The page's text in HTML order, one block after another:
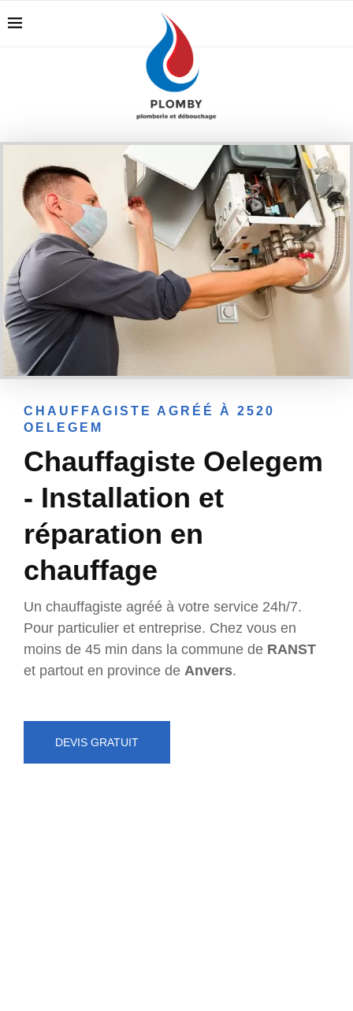
CHAUFFAGISTE AGRÉÉ À 2520
OELEGEM
Chauffagiste Oelegem
- Installation et
réparation en
chauffage
Un chauffagiste agréé à votre service 24h/7.
Pour particulier et entreprise. Chez vous en
moins de 45 min dans la commune de RANST
et partout en province de Anvers.
DEVIS GRATUIT